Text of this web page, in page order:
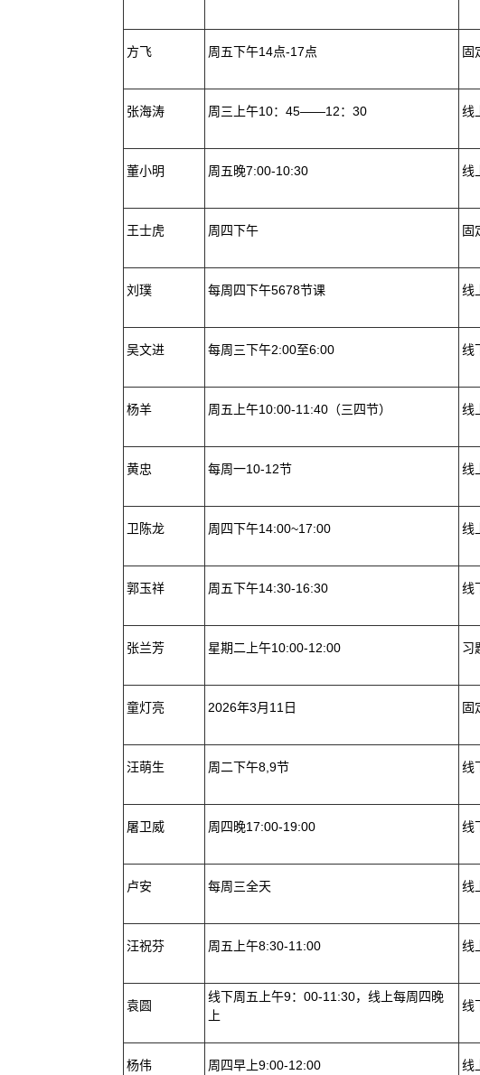
方飞 周五下午14点-17点 固
张海涛 周三上午10：45——12：30 线
董小明 周五晚7:00-10:30 线
王士虎 周四下午 固
刘璞 每周四下午5678节课 线
吴文进 每周三下午2:00至6:00 线
杨羊 周五上午10:00-11:40（三四节） 线
黄忠 每周一10-12节 线
卫陈龙 周四下午14:00~17:00 线
郭玉祥 周五下午14:30-16:30 线
张兰芳 星期二上午10:00-12:00 习
童灯亮 2026年3月11日 固
汪萌生 周二下午8,9节 线
屠卫威 周四晚17:00-19:00 线
卢安 每周三全天 线
汪祝芬 周五上午8:30-11:00 线
袁圆
线下周五上午9：00-11:30，线上每周四晚
上
线
杨伟 周四早上9:00-12:00 线